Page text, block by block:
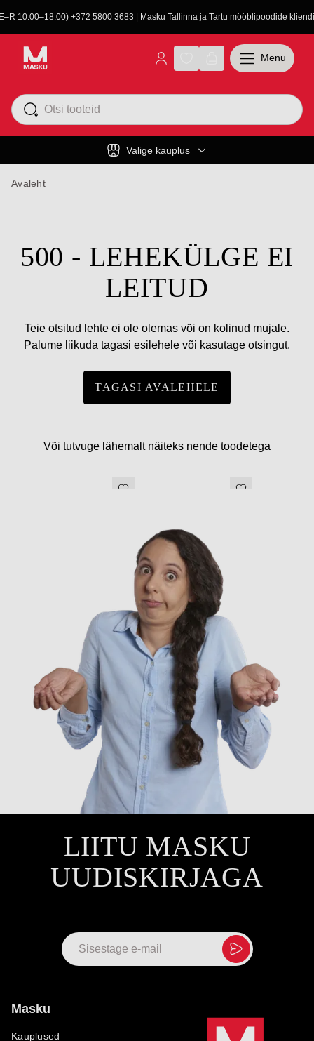
10:00–18:00) +372 5800 3683 | Masku Tallinna ja Tartu mööblipoodide
Valige kauplus
Menu
Avaleht
500 - LEHEKÜLGE EI
LEITUD
Teie otsitud lehte ei ole olemas või on kolinud mujale.
Palume liikuda tagasi esilehele või kasutage otsingut.
TAGASI AVALEHELE
Või tutvuge lähemalt näiteks nende toodetega
LIITU MASKU
UUDISKIRJAGA
Masku
Kauplused